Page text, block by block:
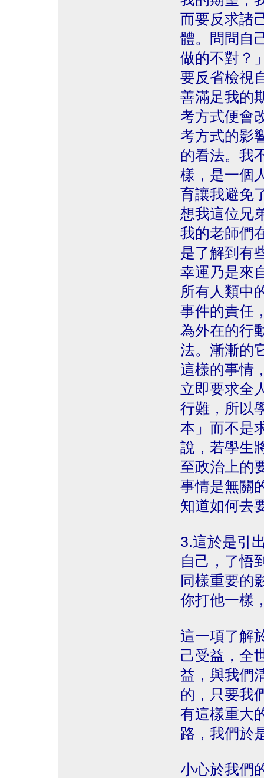
而要反求諸
體。問問自
做的不對？
要反省檢視
善滿足我的
考方式便會
考方式的影
的看法。我
樣，是一個
育讓我避免
想我這位兄
我的老師們
是了解到有
幸運乃是來
所有人類中
事件的責任
為外在的行
法。漸漸的
這樣的事情
立即要求全
行難，所以
本」而不是
說，若學生
至政治上的
事情是無關
知道如何去
3.這於是引
自己，了悟
同樣重要的
你打他一樣
這一項了解
己受益，全
益，與我們
的，只要我
有這樣重大
路，我們於
小心於我們